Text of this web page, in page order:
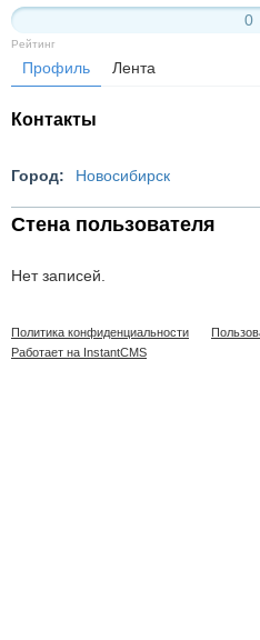
0
Рейтинг
Профиль Лента
Контакты
Город: Новосибирск
Стена пользователя
Нет записей.
Политика конфиденциальности
Работает на InstantCMS